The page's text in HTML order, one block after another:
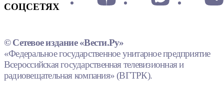
СОЦСЕТЯХ
© Сетевое издание «Вести.Ру»
«Федеральное государственное унитарное предприятие
Всероссийская государственная телевизионная и
радиовещательная компания» (ВГТРК).